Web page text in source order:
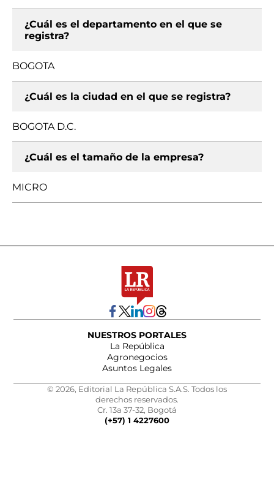
¿Cuál es el departamento en el que se
registra?
BOGOTA
¿Cuál es la ciudad en el que se registra?
BOGOTA D.C.
¿Cuál es el tamaño de la empresa?
MICRO
NUESTROS PORTALES
La República
Agronegocios
Asuntos Legales
© 2026, Editorial La República S.A.S. Todos los
derechos reservados.
Cr. 13a 37-32, Bogotá
(+57) 1 4227600